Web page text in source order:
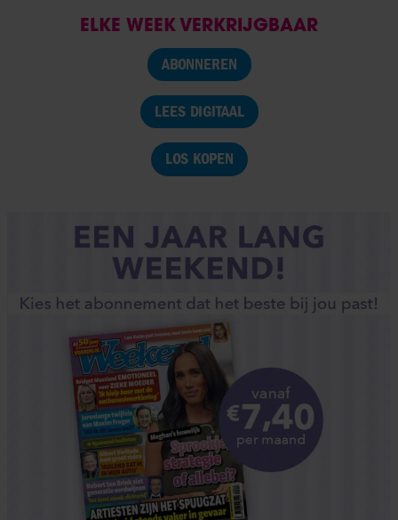
ELKE WEEK VERKRIJGBAAR
ABONNEREN
LEES DIGITAAL
LOS KOPEN